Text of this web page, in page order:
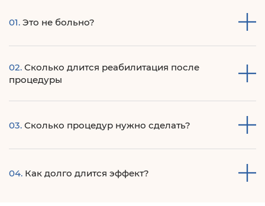
01. Это не больно?
После проведения анестезии процедура становится
безболезненной.
02. Сколько длится реабилитация после
процедуры
в среднем краснота держится около часа, полное
восстановление до 48 часов
03. Сколько процедур нужно сделать?
Количество процедур на курс в среднем варьируется от 1
до 3 процедур. Интервал 1.5-2 месяца.
04. Как долго длится эффект?